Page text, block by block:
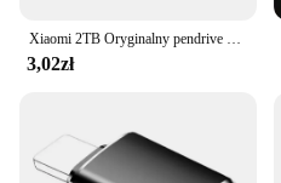
Xiaomi 2TB Oryginalny pendrive USB 3.0 Szybki pendrive 1TB Metalowa wodoodporna pamięć USB typu C do komputerowych urządzeń pamięci masowej
3,02zł